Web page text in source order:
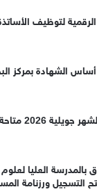
لتوظيف
الشهادة بمركز
فواتير كراء
بالمدرسة العليا